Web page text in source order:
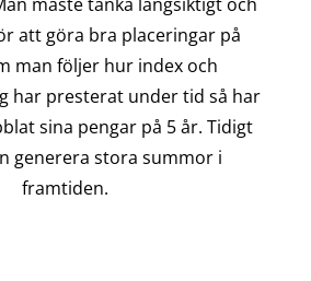
att göra bra placeringar på
man följer hur index och
har presterat under tid så har
sina pengar på 5 år. Tidigt
generera stora summor i
framtiden.